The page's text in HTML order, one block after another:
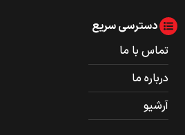
دسترسی سریع
تماس با ما
درباره ما
آرشیو